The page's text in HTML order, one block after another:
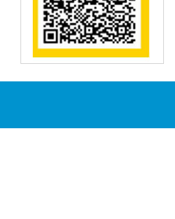
Reumatología
Salud Pública
Semiología
Terapia Ocupacional
Urología